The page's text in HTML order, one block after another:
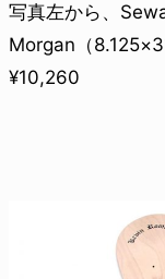
写真左から、
Morgan（
¥10,260